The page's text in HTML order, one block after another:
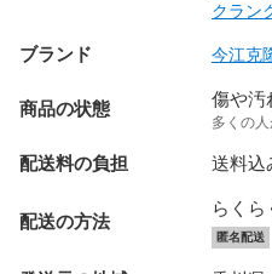
クラン
ブランド 今江克
商品の状態 傷や汚
多くの
配送料の負担 送料込
配送の方法
らくら
匿名配送